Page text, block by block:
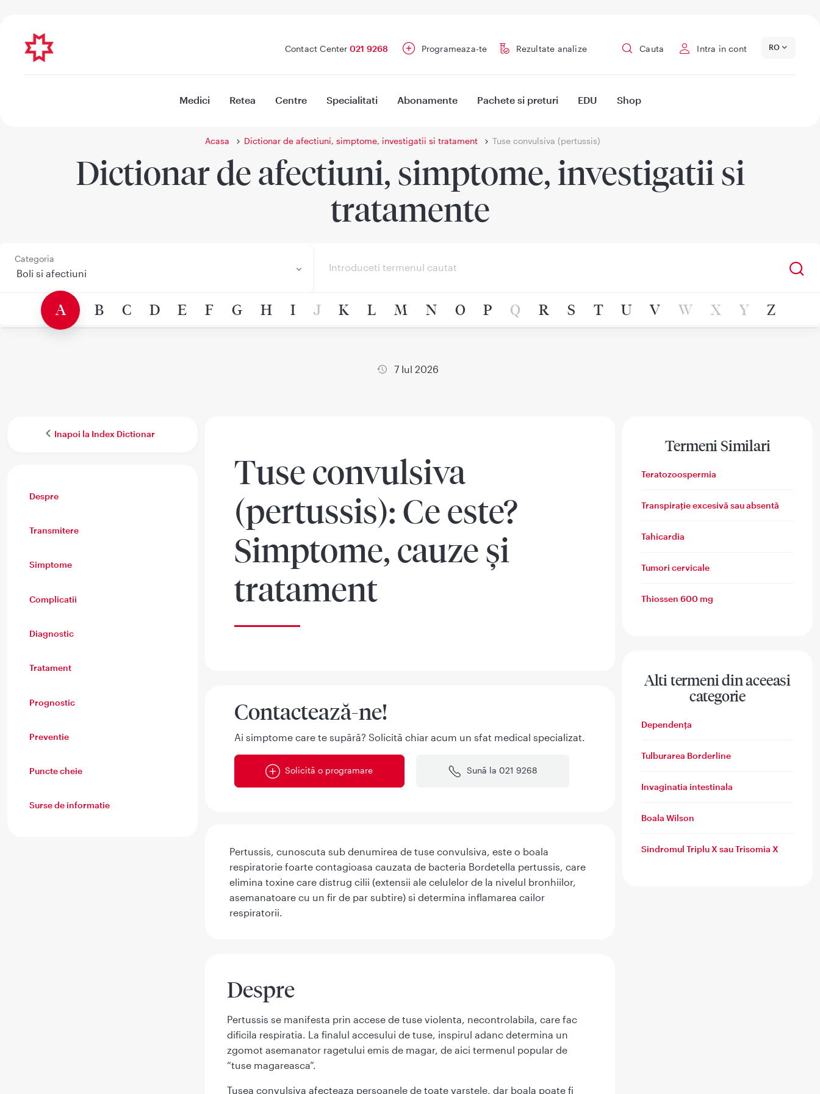
Contact Center 021 9268 Programeaza-te Rezultate analize Cauta Intra in cont RO
Medici Retea Centre Specialitati Abonamente Pachete si preturi EDU Shop
Acasa Dictionar de afectiuni, simptome, investigatii si tratament Tuse convulsiva (pertussis)
Dictionar de afectiuni, simptome, investigatii si
tratamente
Categoria
A B C D E F G H I J K L M N O P Q R S T U V W X Y Z
7 Iul 2026
Inapoi la Index Dictionar
Despre
Transmitere
Simptome
Complicatii
Diagnostic
Tratament
Prognostic
Preventie
Puncte cheie
Surse de informatie
Tuse convulsiva
(pertussis): Ce este?
Simptome, cauze și
tratament
Contactează-ne!
Ai simptome care te supără? Solicită chiar acum un sfat medical specializat.
Solicită o programare Sună la 021 9268
Pertussis, cunoscuta sub denumirea de tuse convulsiva, este o boala
respiratorie foarte contagioasa cauzata de bacteria Bordetella pertussis, care
elimina toxine care distrug cilii (extensii ale celulelor de la nivelul bronhiilor,
asemanatoare cu un fir de par subtire) si determina inflamarea cailor
respiratorii.
Despre
Pertussis se manifesta prin accese de tuse violenta, necontrolabila, care fac
dificila respiratia. La finalul accesului de tuse, inspirul adanc determina un
zgomot asemanator ragetului emis de magar, de aici termenul popular de
“tuse magareasca”.
Tusea convulsiva afecteaza persoanele de toate varstele, dar boala poate fi
Termeni Similari
Teratozoospermia
Transpirație excesivă sau absentă
Tahicardia
Tumori cervicale
Thiossen 600 mg
Alti termeni din aceeasi
categorie
Dependența
Tulburarea Borderline
Invaginatia intestinala
Boala Wilson
Sindromul Triplu X sau Trisomia X